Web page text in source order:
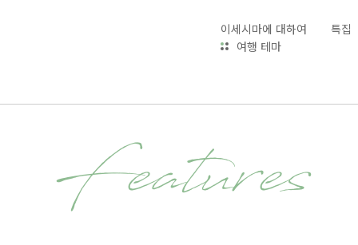
이세시마에 대하여
특집
여행 테마
Features